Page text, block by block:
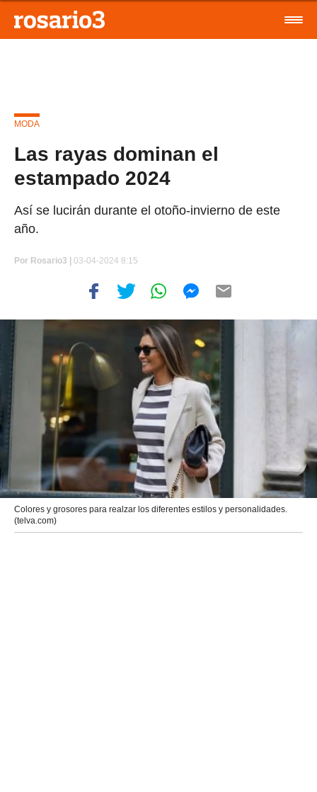
MODA
Las rayas dominan el
estampado 2024
Así se lucirán durante el otoño-invierno de este
año.
Por Rosario3 | 03-04-2024 8:15
Colores y grosores para realzar los diferentes estilos y personalidades.
(telva.com)